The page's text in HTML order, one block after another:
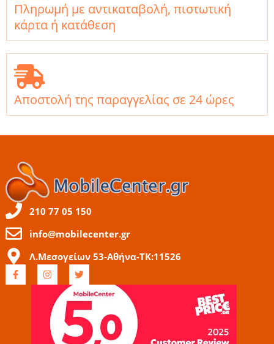
Πληρωμή με αντικαταβολή, πιστωτική
κάρτα ή κατάθεση
Αποστολή της παραγγελίας σε 24 ώρες
210 77 05 150
info@mobilecenter.gr
Λ.Μεσογείων 53-Αθήνα-ΤΚ:11526
F
a
c
I
n
s
g
r
a
T
w
t
t
e
r